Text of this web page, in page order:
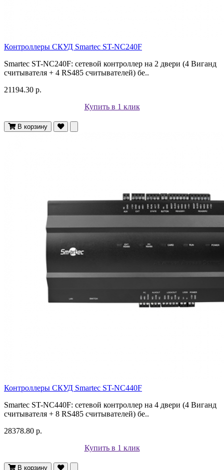
Контроллеры СКУД Smartec ST-NC240F
Smartec ST-NC240F: сетевой контроллер на 2 двери (4 Виганд
считывателя + 4 RS485 считывателей) бе..
21194.30 р.
Купить в 1 клик
В корзину
Контроллеры СКУД Smartec ST-NC440F
Smartec ST-NC440F: сетевой контроллер на 4 двери (4 Виганд
считывателя + 8 RS485 считывателей) бе..
28378.80 р.
Купить в 1 клик
В корзину